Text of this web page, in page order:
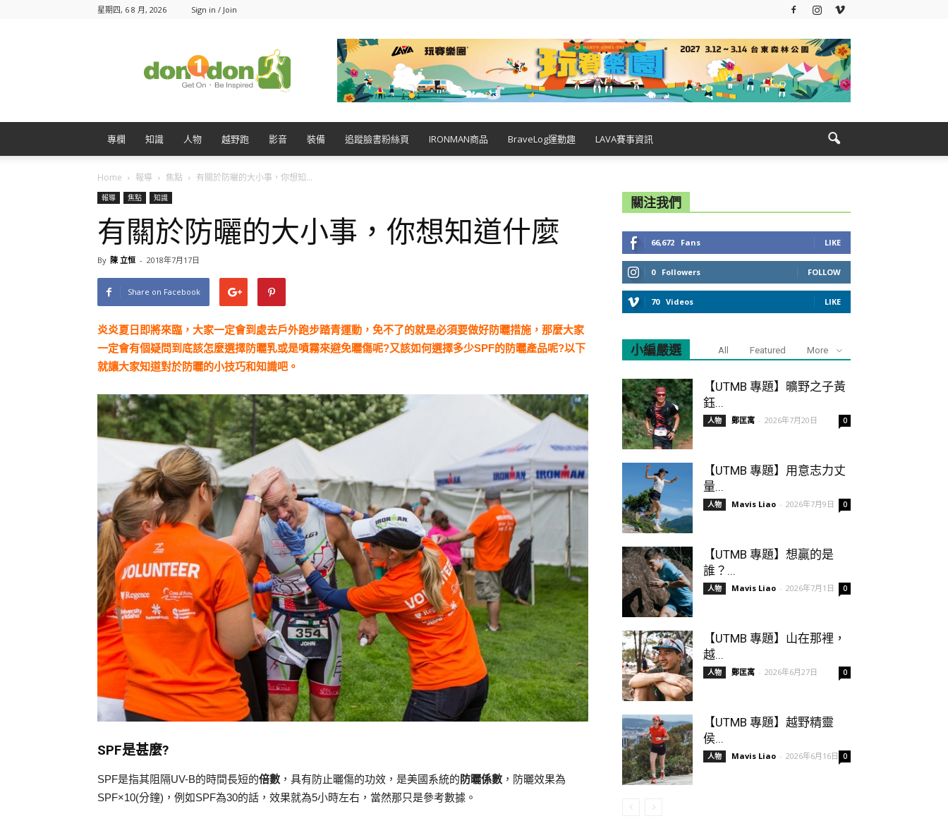
星期四, 6 8 月, 2026 Sign in / Join
專欄 知識 人物 越野跑 影音 裝備 追蹤臉書粉絲頁 IRONMAN商品 BraveLog運動趣 LAVA賽事資訊
Home 報導 焦點 有關於防曬的大小事，你想知...
報導 焦點 知識
有關於防曬的大小事，你想知道什麼
By 陳 立恒 - 2018年7月17日
Share on Facebook
炎炎夏日即將來臨，大家一定會到處去戶外跑步踏青運動，免不了的就是必須要做好防曬措施，那麼大家
一定會有個疑問到底該怎麼選擇防曬乳或是噴霧來避免曬傷呢?又該如何選擇多少SPF的防曬產品呢?以下
就讓大家知道對於防曬的小技巧和知識吧。
SPF是甚麼?
SPF是指其阻隔UV-B的時間長短的倍數 ，具有防止曬傷的功效，是美國系統的 防曬係數 ，防曬效果為
SPF×10(分鐘)，例如SPF為30的話，效果就為5小時左右，當然那只是參考數據。
關注我們
66,672 Fans LIKE
0 Followers FOLLOW
70 Videos LIKE
小編嚴選 All Featured More
【UTMB 專題】曠野之子黃
鈺...
人物 鄭匡寓 - 2026年7月20日 0
【UTMB 專題】用意志力丈
量...
人物 Mavis Liao - 2026年7月9日 0
【UTMB 專題】想贏的是
誰？...
人物 Mavis Liao - 2026年7月1日 0
【UTMB 專題】山在那裡，
越...
人物 鄭匡寓 - 2026年6月27日 0
【UTMB 專題】越野精靈
侯...
人物 Mavis Liao - 2026年6月16日 0